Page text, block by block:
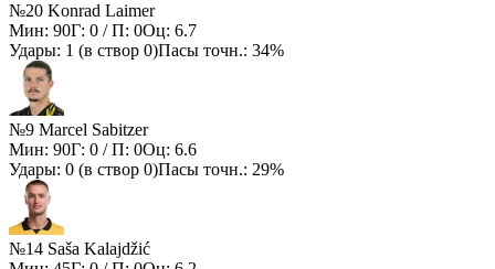
№20 Konrad Laimer
Мин: 90Г: 0 / П: 0Оц: 6.7
Удары: 1 (в створ 0)Пасы точн.: 34%
№9 Marcel Sabitzer
Мин: 90Г: 0 / П: 0Оц: 6.6
Удары: 0 (в створ 0)Пасы точн.: 29%
№14 Saša Kalajdžić